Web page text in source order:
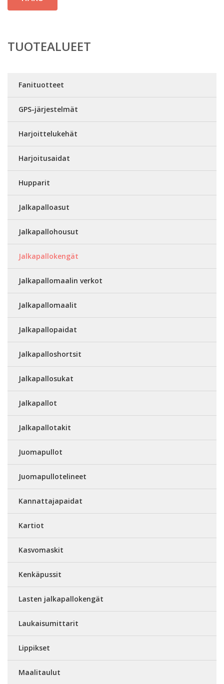
TUOTEALUEET
Fanituotteet
GPS-järjestelmät
Harjoittelukehät
Harjoitusaidat
Hupparit
Jalkapalloasut
Jalkapallohousut
Jalkapallokengät
Jalkapallomaalin verkot
Jalkapallomaalit
Jalkapallopaidat
Jalkapalloshortsit
Jalkapallosukat
Jalkapallot
Jalkapallotakit
Juomapullot
Juomapullotelineet
Kannattajapaidat
Kartiot
Kasvomaskit
Kenkäpussit
Lasten jalkapallokengät
Laukaisumittarit
Lippikset
Maalitaulut